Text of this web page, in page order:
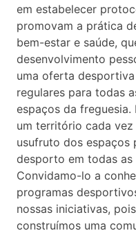
em estabelecer
promovam a prática
bem-estar e saúde,
desenvolvimento
uma oferta
regulares para todas
espaços da
um território cada
usufruto dos espaços
desporto em todas as
Convidamo-lo a
programas
nossas iniciativas,
construímos uma